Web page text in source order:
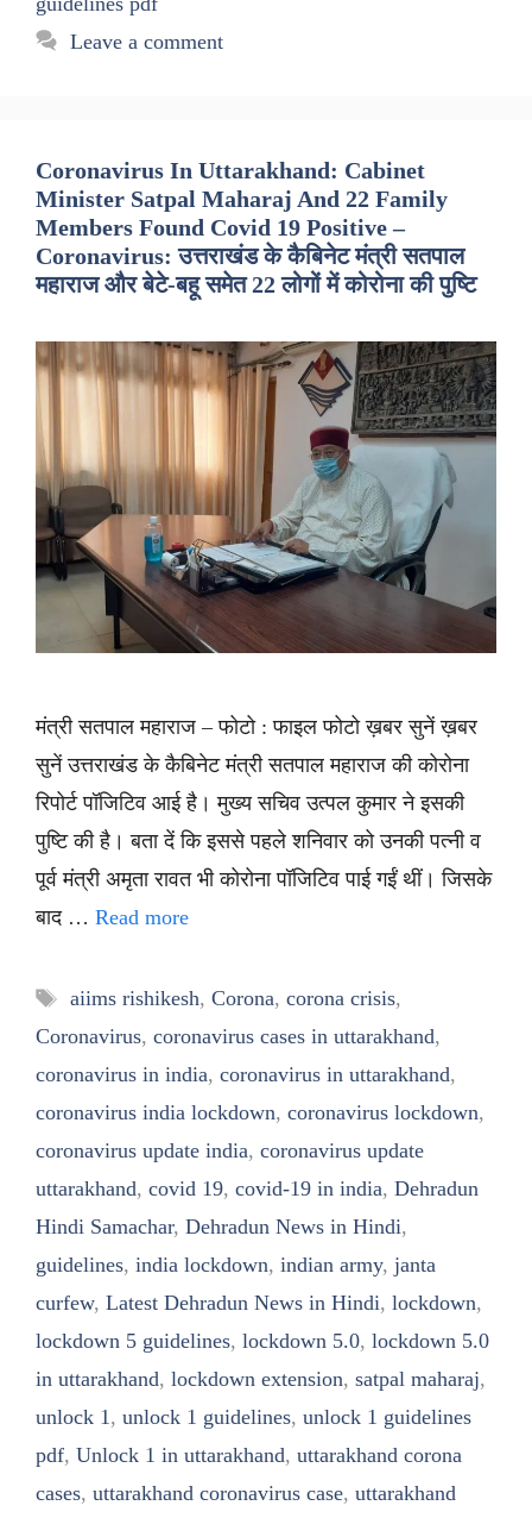
Leave a comment
Coronavirus In Uttarakhand: Cabinet
Minister Satpal Maharaj And 22 Family
Members Found Covid 19 Positive –
Coronavirus: उत्तराखंड के कैबिनेट मंत्री सतपाल
महाराज और बेटे-बहू समेत 22 लोगों में कोरोना की पुष्टि
मंत्री सतपाल महाराज – फोटो : फाइल फोटो ख़बर सुनें ख़बर
सुनें उत्तराखंड के कैबिनेट मंत्री सतपाल महाराज की कोरोना
रिपोर्ट पॉजिटिव आई है। मुख्य सचिव उत्पल कुमार ने इसकी
पुष्टि की है। बता दें कि इससे पहले शनिवार को उनकी पत्नी व
पूर्व मंत्री अमृता रावत भी कोरोना पॉजिटिव पाई गईं थीं। जिसके
बाद … Read more
Tags
aiims rishikesh, Corona, corona crisis,
Coronavirus, coronavirus cases in uttarakhand,
coronavirus in india, coronavirus in uttarakhand,
coronavirus india lockdown, coronavirus lockdown,
coronavirus update india, coronavirus update
uttarakhand, covid 19, covid-19 in india, Dehradun
Hindi Samachar, Dehradun News in Hindi,
guidelines, india lockdown, indian army, janta
curfew, Latest Dehradun News in Hindi, lockdown,
lockdown 5 guidelines, lockdown 5.0, lockdown 5.0
in uttarakhand, lockdown extension, satpal maharaj,
unlock 1, unlock 1 guidelines, unlock 1 guidelines
pdf, Unlock 1 in uttarakhand, uttarakhand corona
cases, uttarakhand coronavirus case, uttarakhand